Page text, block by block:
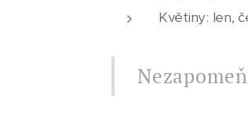
Květiny: len,